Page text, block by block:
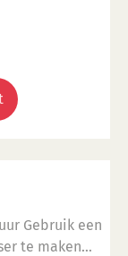
Gebruik een
te maken